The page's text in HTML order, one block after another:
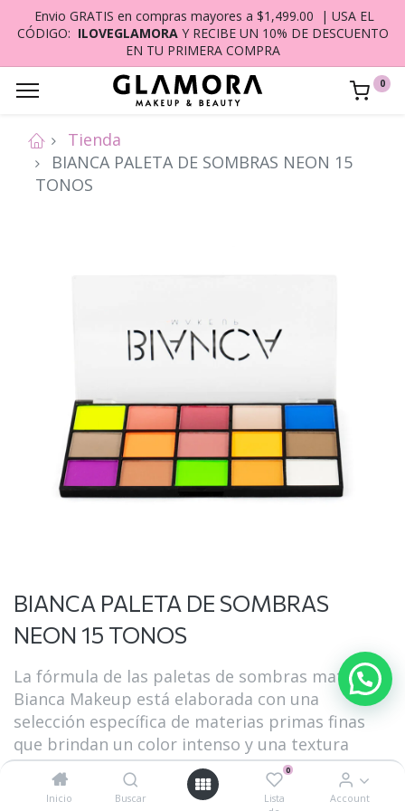
Inicio Buscar
0
Lista
Account
Envio GRATIS en compras mayores a $1,499.00 | USA EL
CÓDIGO: ILOVEGLAMORA Y RECIBE UN 10% DE DESCUENTO
EN TU PRIMERA COMPRA
0
Tienda
BIANCA PALETA DE SOMBRAS NEON 15
TONOS
BIANCA PALETA DE SOMBRAS
NEON 15 TONOS
La fórmula de las paletas de sombras mate de
Bianca Makeup está elaborada con una
selección específica de materias primas finas
que brindan un color intenso y una textura
similar a los pétalos de una rosa. De esta forma
obtienes una aplicación que se desliza